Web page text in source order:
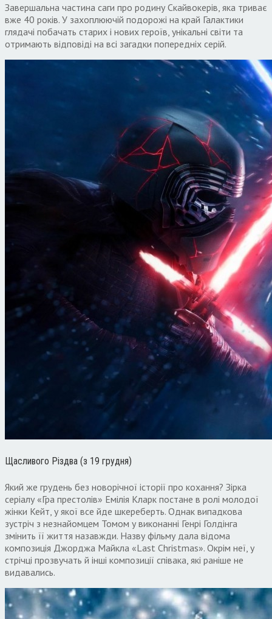
Завершальна частина саги про родину Скайвокерів, яка триває
вже 40 років. У захоплюючій подорожі на край Галактики
глядачі побачать старих і нових героїв, унікальні світи та
отримають відповіді на всі загадки попередніх серій.
Щасливого Різдва (з 19 грудня)
Який же грудень без новорічної історії про кохання? Зірка
серіалу «Гра престолів» Емілія Кларк постане в ролі молодої
жінки Кейт, у якої все йде шкереберть. Однак випадкова
зустріч з незнайомцем Томом у виконанні Генрі Голдінга
змінить її життя назавжди. Назву фільму дала відома
композиція Джорджа Майкла «Last Christmas». Окрім неї, у
стрічці прозвучать й інші композиції співака, які раніше не
видавались.